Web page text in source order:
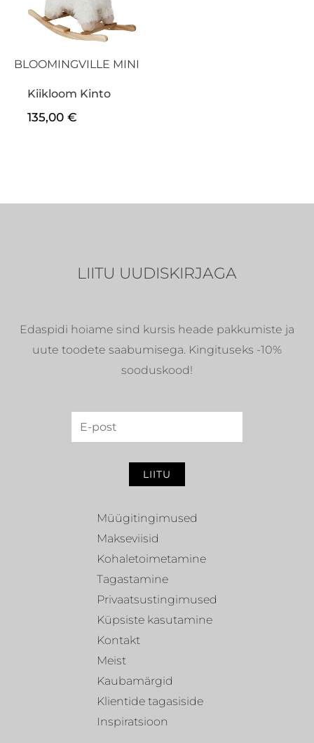
BLOOMINGVILLE MINI
Kiikloom Kinto
135,00€
LIITU UUDISKIRJAGA
Edaspidi hoiame sind kursis heade pakkumiste ja
uute toodete saabumisega. Kingituseks -10%
sooduskood!
LIITU
Müügitingimused
Makseviisid
Kohaletoimetamine
Tagastamine
Privaatsustingimused
Küpsiste kasutamine
Kontakt
Meist
Kaubamärgid
Klientide tagasiside
Inspiratsioon